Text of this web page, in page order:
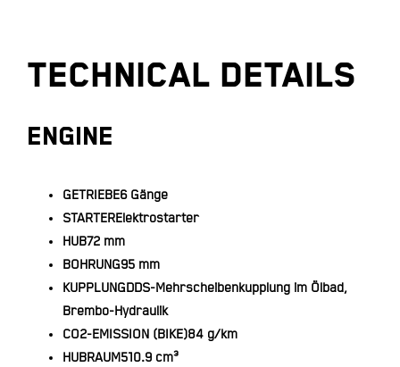
TECHNICAL DETAILS
ENGINE
GETRIEBE6 Gänge
STARTERElektrostarter
HUB72 mm
BOHRUNG95 mm
KUPPLUNGDDS-Mehrscheibenkupplung im Ölbad,
Brembo-Hydraulik
CO2-EMISSION (BIKE)84 g/km
HUBRAUM510.9 cm³